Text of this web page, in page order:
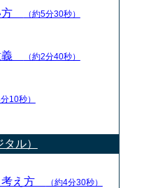
方 （約5分30秒）
義 （約2分40秒）
分10秒）
ル）
考え方 （約4分30秒）